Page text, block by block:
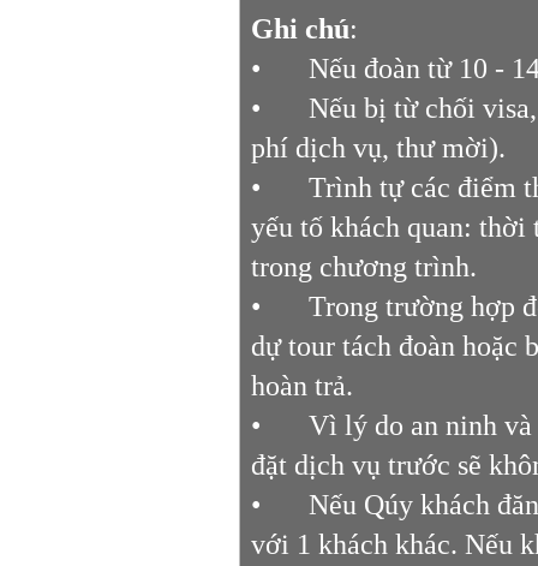
Ghi chú:
•
Nếu đoàn từ 10 -
•
Nếu bị từ chối
phí dịch vụ, thư mời).
•
Trình tự các điểm
yếu tố khách quan: thời
trong chương trình.
•
Trong trường hợp
dự tour tách đoàn hoặc
hoàn trả.
•
Vì lý do an ninh
đặt dịch vụ trước sẽ
•
Nếu Qúy khách
với 1 khách khác. Nếu